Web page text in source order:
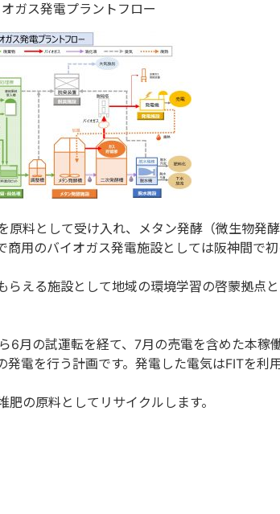
ガス発電プラントフロー
料として受け入れ、メタン発酵（微生物発
用のバイオガス発電施設としては阪神間で
らえる施設として地域の環境学習の啓蒙拠点
月の試運転を経て、7月の売電を含めた本稼
電を行う計画です。発電した電気はFITを利
の原料としてリサイクルします。